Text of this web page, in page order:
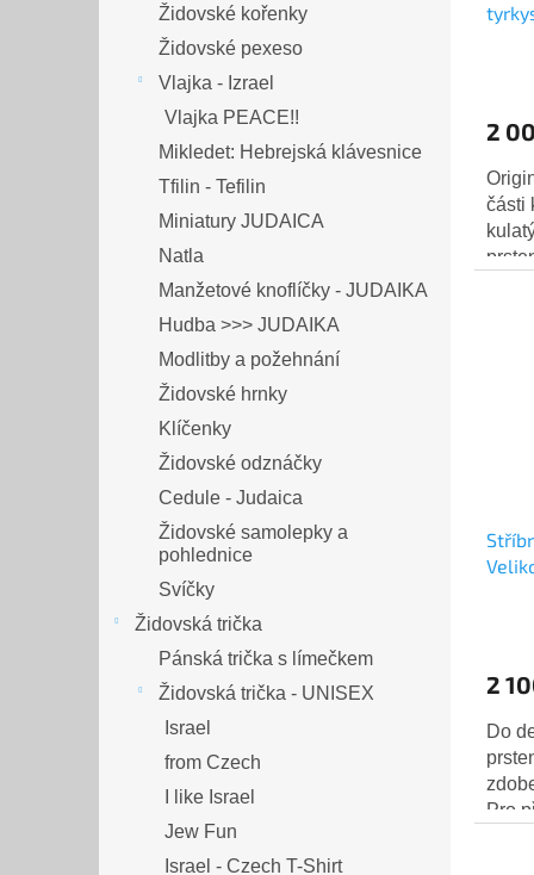
Židovské kořenky
Židovské pexeso
Vlajka - Izrael
Vlajka PEACE!!
Mikledet: Hebrejská klávesnice
Tfilin - Tefilin
Miniatury JUDAICA
Natla
Manžetové knoflíčky - JUDAIKA
Hudba >>> JUDAIKA
Modlitby a požehnání
Židovské hrnky
Klíčenky
Židovské odznáčky
Cedule - Judaica
Židovské samolepky a
pohlednice
Svíčky
Židovská trička
Pánská trička s límečkem
Židovská trička - UNISEX
Israel
from Czech
I like Israel
Jew Fun
Israel - Czech T-Shirt
2
části
2
Do
Pro